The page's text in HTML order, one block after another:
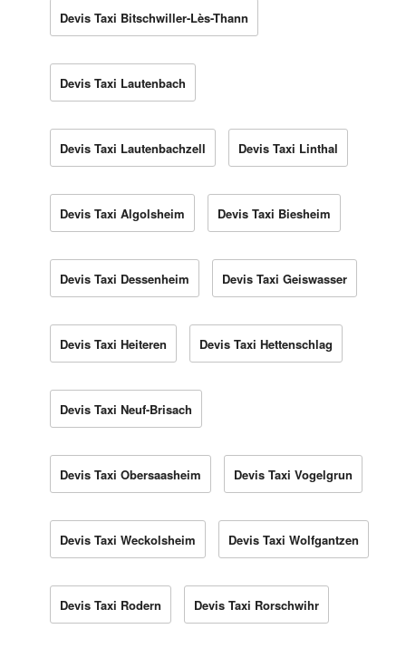
Devis Taxi Bitschwiller-Lès-Thann
Devis Taxi Lautenbach
Devis Taxi Lautenbachzell Devis Taxi Linthal
Devis Taxi Algolsheim Devis Taxi Biesheim
Devis Taxi Dessenheim Devis Taxi Geiswasser
Devis Taxi Heiteren Devis Taxi Hettenschlag
Devis Taxi Neuf-Brisach
Devis Taxi Obersaasheim Devis Taxi Vogelgrun
Devis Taxi Weckolsheim Devis Taxi Wolfgantzen
Devis Taxi Rodern Devis Taxi Rorschwihr